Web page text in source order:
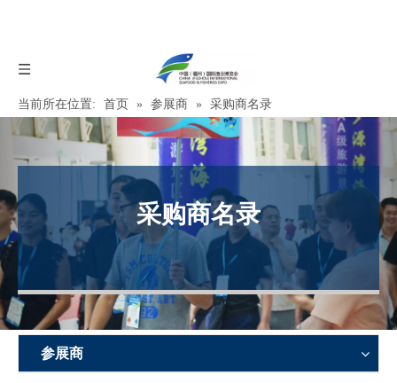
当前所在位置: 首页 » 参展商 » 采购商名录
采购商名录
参展商